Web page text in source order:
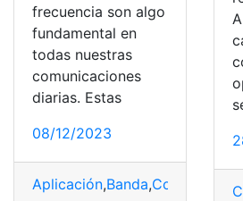
frecuencia son algo
fundamental en
todas nuestras
comunicaciones
diarias. Estas
08/12/2023
Aplicación,Banda,